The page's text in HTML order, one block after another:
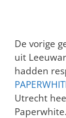
De vorige
uit
hadden
Utrecht